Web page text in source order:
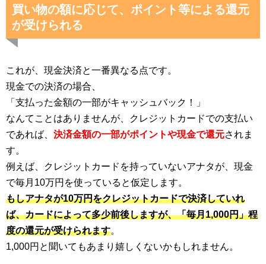
買い物の額に応じて、ポイント等による還元
が受けられる
これが、現金決済と一番異なる点です。
現金での決済の場合、
「支払った金額の一部がキャッシュバック！」
なんてことはありませんが、クレジットカードでの支払い
であれば、 決済金額の一部がポイントや現金で還元されま
す。
例えば、クレジットカードを持っていないアナタが、現金
で毎月10万円を使っていると仮定します。
もしアナタが10万円をクレジットカードで決済していれ
ば、カードによって多少前後しますが、「毎月1,000円」程
度の還元が受けられます。
1,000円と聞いてもあまり嬉しくないかもしれません。